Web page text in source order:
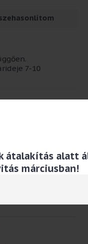
átalakítás alatt
márciusban!
7-10